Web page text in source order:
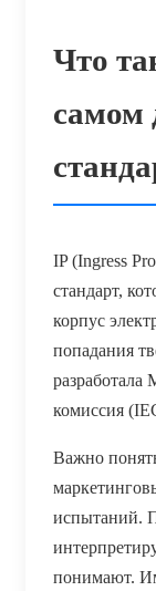
Что
самом
IP (Ingress
стандарт,
корпус
попадания
разработала
комиссия
Важно
испытаний.
понимают.